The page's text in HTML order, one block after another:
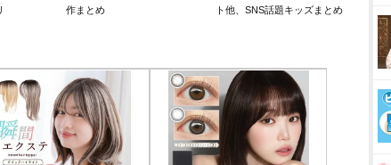
作まとめ
ト他、SNS話題キッズまとめ